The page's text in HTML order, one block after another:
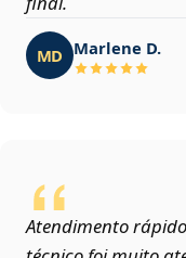
MD Marlene D.
Atendimento rápido